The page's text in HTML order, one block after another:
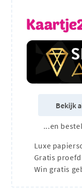
Bekijk
...en
Luxe
Gratis
Win gratis